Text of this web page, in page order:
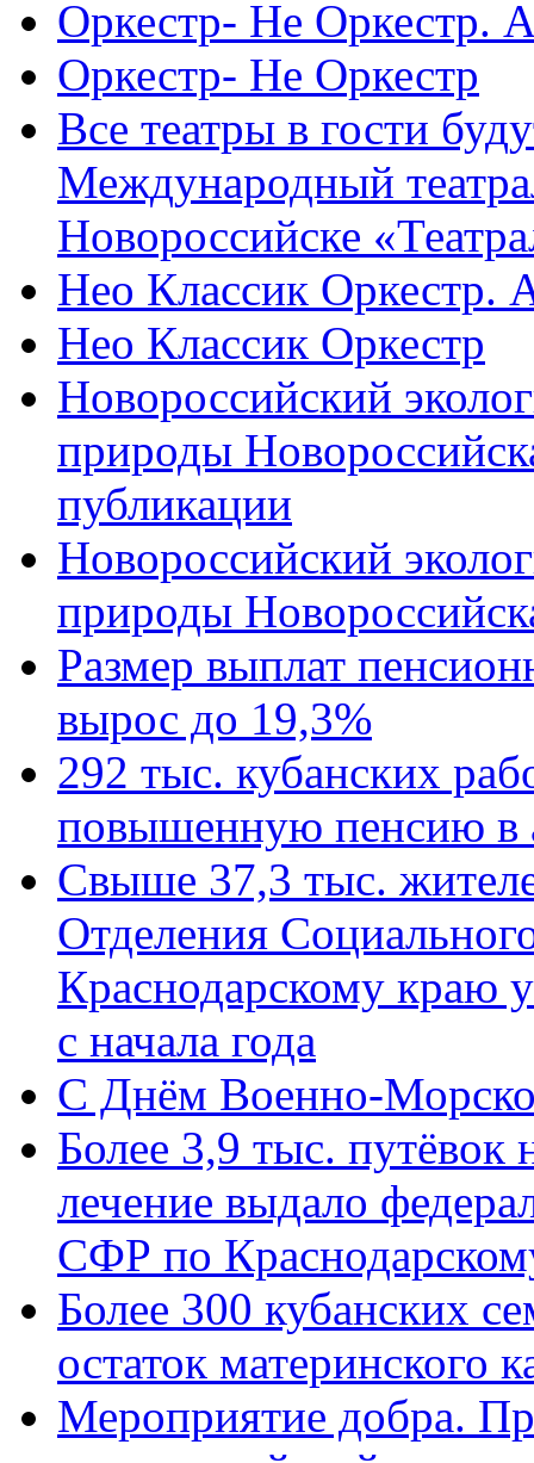
Оркестр- Не Оркестр.
Оркестр- Не Оркестр
Все театры в гости
Международный
Новороссийске
Нео Классик Оркестр.
Нео Классик Оркестр
Новороссийский
природы
публикации
Новороссийский
природы
Размер выплат
вырос до 19,3%
292 тыс. кубанских
повышенную пенсию в
Свыше 37,3 тыс.
Отделения
Краснодарскому краю
с начала года
C Днём Военно-
Более 3,9 тыс. путёвок
лечение выдало
СФР по
Более 300 кубанских
остаток материнского
Мероприятие добра.